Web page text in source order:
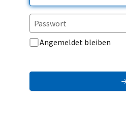
Angemeldet bleiben